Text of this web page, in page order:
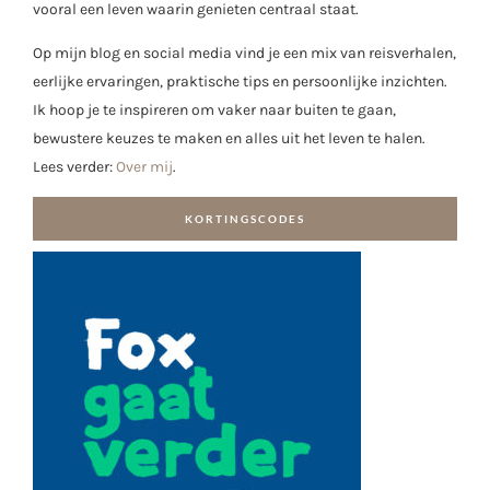
vooral een leven waarin genieten centraal staat.
Op mijn blog en social media vind je een mix van reisverhalen,
eerlijke ervaringen, praktische tips en persoonlijke inzichten.
Ik hoop je te inspireren om vaker naar buiten te gaan,
bewustere keuzes te maken en alles uit het leven te halen.
Lees verder:Over mij.
KORTINGSCODES